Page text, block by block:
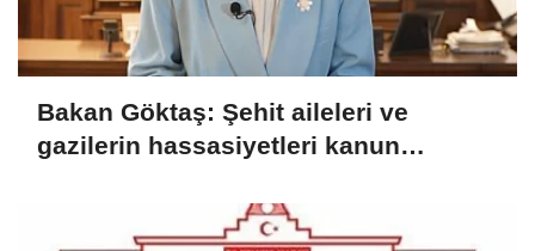
Bakan Göktaş: Şehit aileleri ve
gazilerin hassasiyetleri kanun